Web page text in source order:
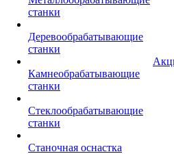
станки
Деревообрабатывающие
станки
Камнеобрабатывающие
станки
Стеклообрабатывающие
станки
Станочная оснастка